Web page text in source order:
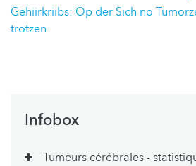
Gehiirkriibs: Op der Sich no
trotzen
Infobox
Tumeurs cérébrales -